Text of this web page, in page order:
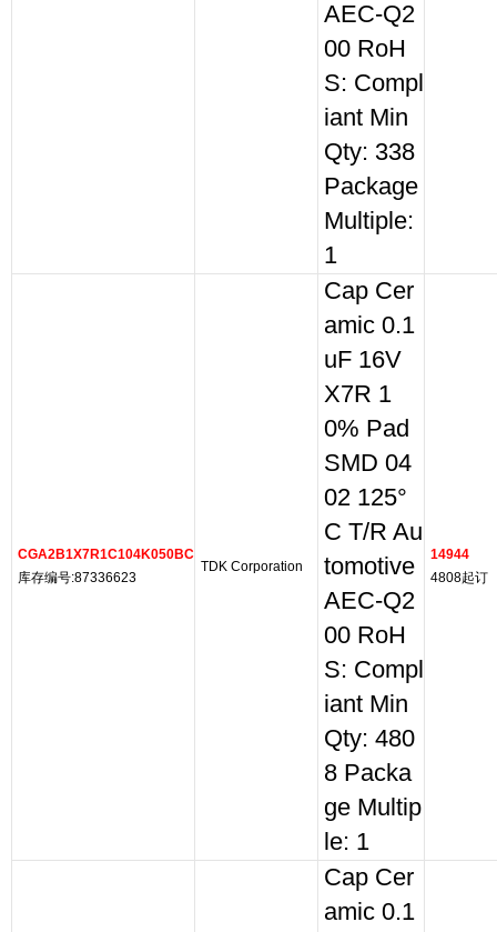
AEC-Q2
00 RoH
S: Compl
iant Min
Qty: 338
Package
Multiple:
1
CGA2B1X7R1C104K050BC
库存编号:87336623
TDK Corporation
Cap Cer
amic 0.1
uF 16V
X7R 1
0% Pad
SMD 04
02 125°
C T/R Au
tomotive
AEC-Q2
00 RoH
S: Compl
iant Min
Qty: 480
8 Packa
ge Multip
le: 1
14944
4808起订
Cap Cer
amic 0.1